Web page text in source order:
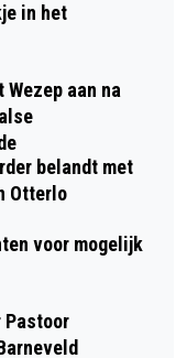
in het
aan na
belandt met
Otterlo
voor mogelijk
Pastoor